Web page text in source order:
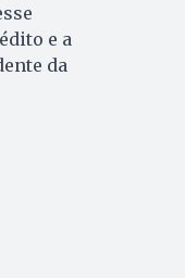
e a
da